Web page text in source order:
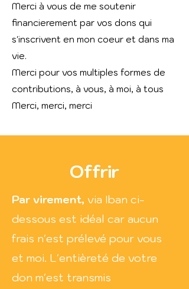
Merci à vous de me soutenir
financierement par vos dons qui
s'inscrivent en mon coeur et dans ma
vie.
Merci pour vos multiples formes de
contributions, à vous, à moi, à tous
Merci, merci, merci
Offrir
Par virement, via Iban ci-
dessous est idéal car aucun
frais n'est prélevé pour vous
et moi. L'entièreté de votre
don m'est transmis